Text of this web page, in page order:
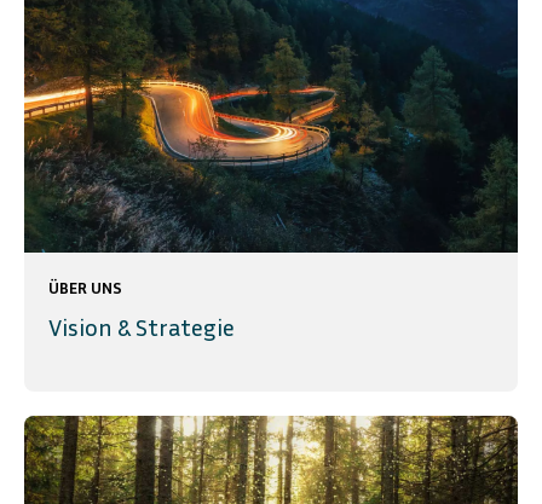
ÜBER UNS
Vision & Strategie